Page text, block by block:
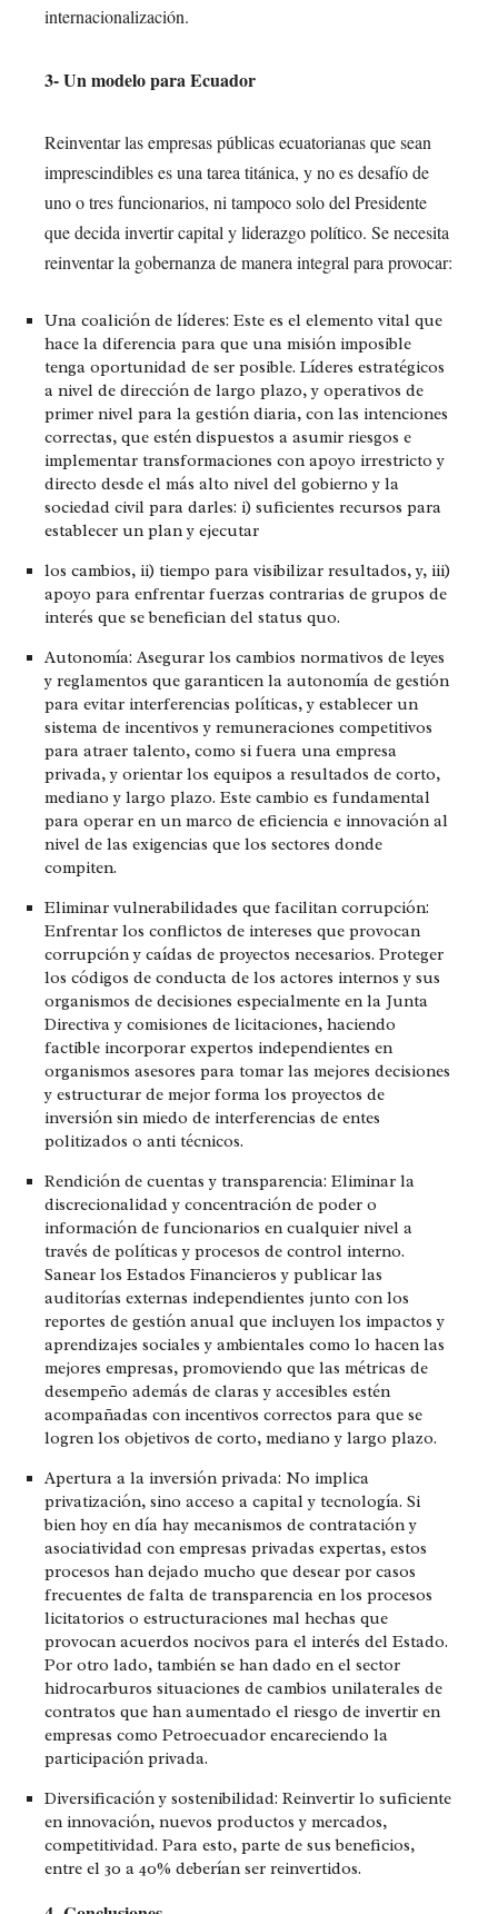
internacionalización.
3- Un modelo para Ecuador
Reinventar las empresas públicas ecuatorianas que sean
imprescindibles es una tarea titánica, y no es desafío de
uno o tres funcionarios, ni tampoco solo del Presidente
que decida invertir capital y liderazgo político. Se necesita
reinventar la gobernanza de manera integral para provocar:
Una coalición de líderes: Este es el elemento vital que
hace la diferencia para que una misión imposible
tenga oportunidad de ser posible. Líderes estratégicos
a nivel de dirección de largo plazo, y operativos de
primer nivel para la gestión diaria, con las intenciones
correctas, que estén dispuestos a asumir riesgos e
implementar transformaciones con apoyo irrestricto y
directo desde el más alto nivel del gobierno y la
sociedad civil para darles: i) suficientes recursos para
establecer un plan y ejecutar
los cambios, ii) tiempo para visibilizar resultados, y, iii)
apoyo para enfrentar fuerzas contrarias de grupos de
interés que se benefician del status quo.
Autonomía: Asegurar los cambios normativos de leyes
y reglamentos que garanticen la autonomía de gestión
para evitar interferencias políticas, y establecer un
sistema de incentivos y remuneraciones competitivos
para atraer talento, como si fuera una empresa
privada, y orientar los equipos a resultados de corto,
mediano y largo plazo. Este cambio es fundamental
para operar en un marco de eficiencia e innovación al
nivel de las exigencias que los sectores donde
compiten.
Eliminar vulnerabilidades que facilitan corrupción:
Enfrentar los conflictos de intereses que provocan
corrupción y caídas de proyectos necesarios. Proteger
los códigos de conducta de los actores internos y sus
organismos de decisiones especialmente en la Junta
Directiva y comisiones de licitaciones, haciendo
factible incorporar expertos independientes en
organismos asesores para tomar las mejores decisiones
y estructurar de mejor forma los proyectos de
inversión sin miedo de interferencias de entes
politizados o anti técnicos.
Rendición de cuentas y transparencia: Eliminar la
discrecionalidad y concentración de poder o
información de funcionarios en cualquier nivel a
través de políticas y procesos de control interno.
Sanear los Estados Financieros y publicar las
auditorías externas independientes junto con los
reportes de gestión anual que incluyen los impactos y
aprendizajes sociales y ambientales como lo hacen las
mejores empresas, promoviendo que las métricas de
desempeño además de claras y accesibles estén
acompañadas con incentivos correctos para que se
logren los objetivos de corto, mediano y largo plazo.
Apertura a la inversión privada: No implica
privatización, sino acceso a capital y tecnología. Si
bien hoy en día hay mecanismos de contratación y
asociatividad con empresas privadas expertas, estos
procesos han dejado mucho que desear por casos
frecuentes de falta de transparencia en los procesos
licitatorios o estructuraciones mal hechas que
provocan acuerdos nocivos para el interés del Estado.
Por otro lado, también se han dado en el sector
hidrocarburos situaciones de cambios unilaterales de
contratos que han aumentado el riesgo de invertir en
empresas como Petroecuador encareciendo la
participación privada.
Diversificación y sostenibilidad: Reinvertir lo suficiente
en innovación, nuevos productos y mercados,
competitividad. Para esto, parte de sus beneficios,
entre el 30 a 40% deberían ser reinvertidos.